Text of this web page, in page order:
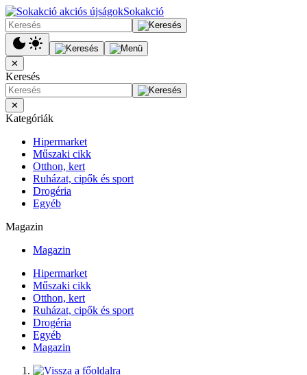
Sokakció
✕
Keresés
✕
Kategóriák
Hipermarket
Műszaki cikk
Otthon, kert
Ruházat, cipők és sport
Drogéria
Egyéb
Magazin
Magazin
Hipermarket
Műszaki cikk
Otthon, kert
Ruházat, cipők és sport
Drogéria
Egyéb
Magazin